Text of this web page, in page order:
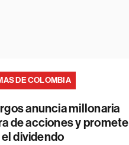
DE COLOMBIA
anuncia millonaria
de acciones y promete
dividendo